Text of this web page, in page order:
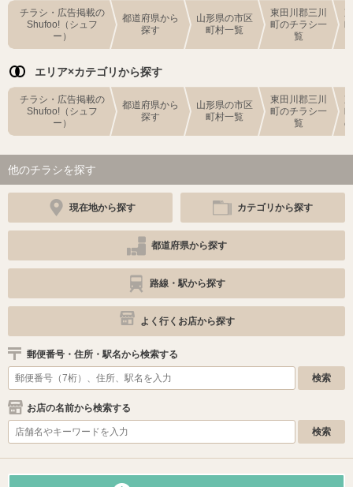
チラシ・広告掲載の
Shufoo!（シュフ
ー）
都道府県から
探す
山形県の市区
町村一覧
東田川郡三川
町のチラシ一
覧
エリア×カテゴリから探す
チラシ・広告掲載の
Shufoo!（シュフ
ー）
都道府県から
探す
山形県の市区
町村一覧
東田川郡三川
町のチラシ一
覧
他のチラシを探す
現在地から探す カテゴリから探す
都道府県から探す
路線・駅から探す
よく行くお店から探す
郵便番号・住所・駅名から検索する
お店の名前から検索する